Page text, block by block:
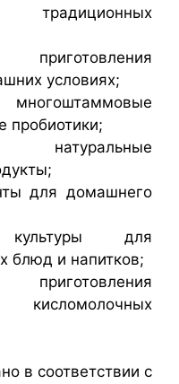
условиях;
пробиотики;
натуральные
для домашнего
культуры для
блюд и напитков;
в соответствии с